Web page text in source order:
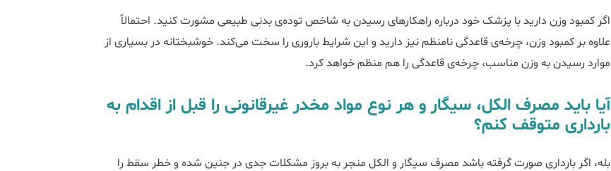
اگر کمبود وزن دارید با پزشک خود درباره راهکارهای رسیدن به شاخص توده‌ی بدنی طبیعی مشورت کنید. احتمالاً
علاوه بر کمبود وزن، چرخه‌ی قاعدگی نامنظم نیز دارید و این شرایط باروری را سخت می‌کند. خوشبختانه در بسیاری از
موارد رسیدن به وزن مناسب، چرخه‌ی قاعدگی را هم منظم خواهد کرد.
آیا باید مصرف الکل، سیگار و هر نوع مواد مخدر غیرقانونی را قبل از اقدام به
بارداری متوقف کنم؟
بله، اگر بارداری صورت گرفته باشد مصرف سیگار و الکل منجر به بروز مشکلات جدی در جنین شده و خطر سقط را